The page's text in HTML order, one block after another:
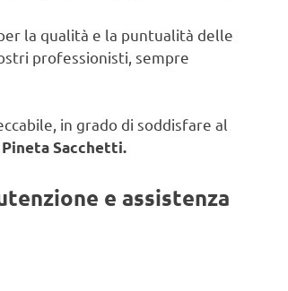
la qualità e la puntualità delle
professionisti, sempre
in grado di soddisfare al
Pineta Sacchetti.
e assistenza